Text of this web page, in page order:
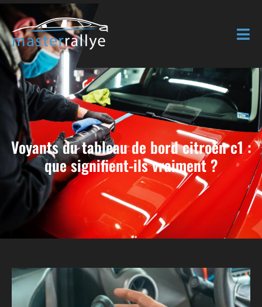
Voyants du tableau de bord citroën c1 :
que signifient-ils vraiment ?